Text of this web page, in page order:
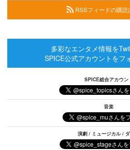
RSSフィードの購読
多彩なエンタメ情報を
SPICE公式アカウントをフ
SPICE総合アカウン
音楽
演劇 / ミュージカル /